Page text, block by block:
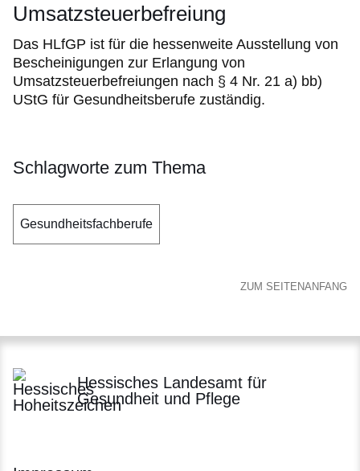
Umsatzsteuerbefreiung
Das HLfGP ist für die hessenweite Ausstellung von
Bescheinigungen zur Erlangung von
Umsatzsteuerbefreiungen nach § 4 Nr. 21 a) bb)
UStG für Gesundheitsberufe zuständig.
Schlagworte zum Thema
Gesundheitsfachberufe
ZUM SEITENANFANG
Hessisches Landesamt für
Gesundheit und Pflege